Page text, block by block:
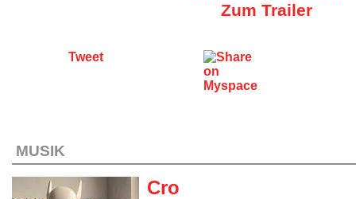
Zum Trailer
Tweet
MUSIK
Cro